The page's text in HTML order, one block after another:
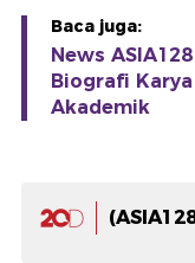
Baca juga:
News
Biografi
Akademik